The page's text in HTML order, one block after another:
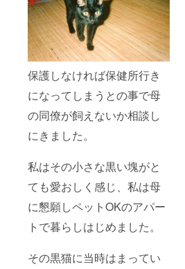
保護しなければ保健所行き
になってしまうとの事で母
の同僚が飼えないか相談し
にきました。
私はその小さな黒い塊がと
ても愛おしく感じ、私は母
に懇願しペットOKのアパー
トで暮らしはじめました。
その黒猫に当時はまってい